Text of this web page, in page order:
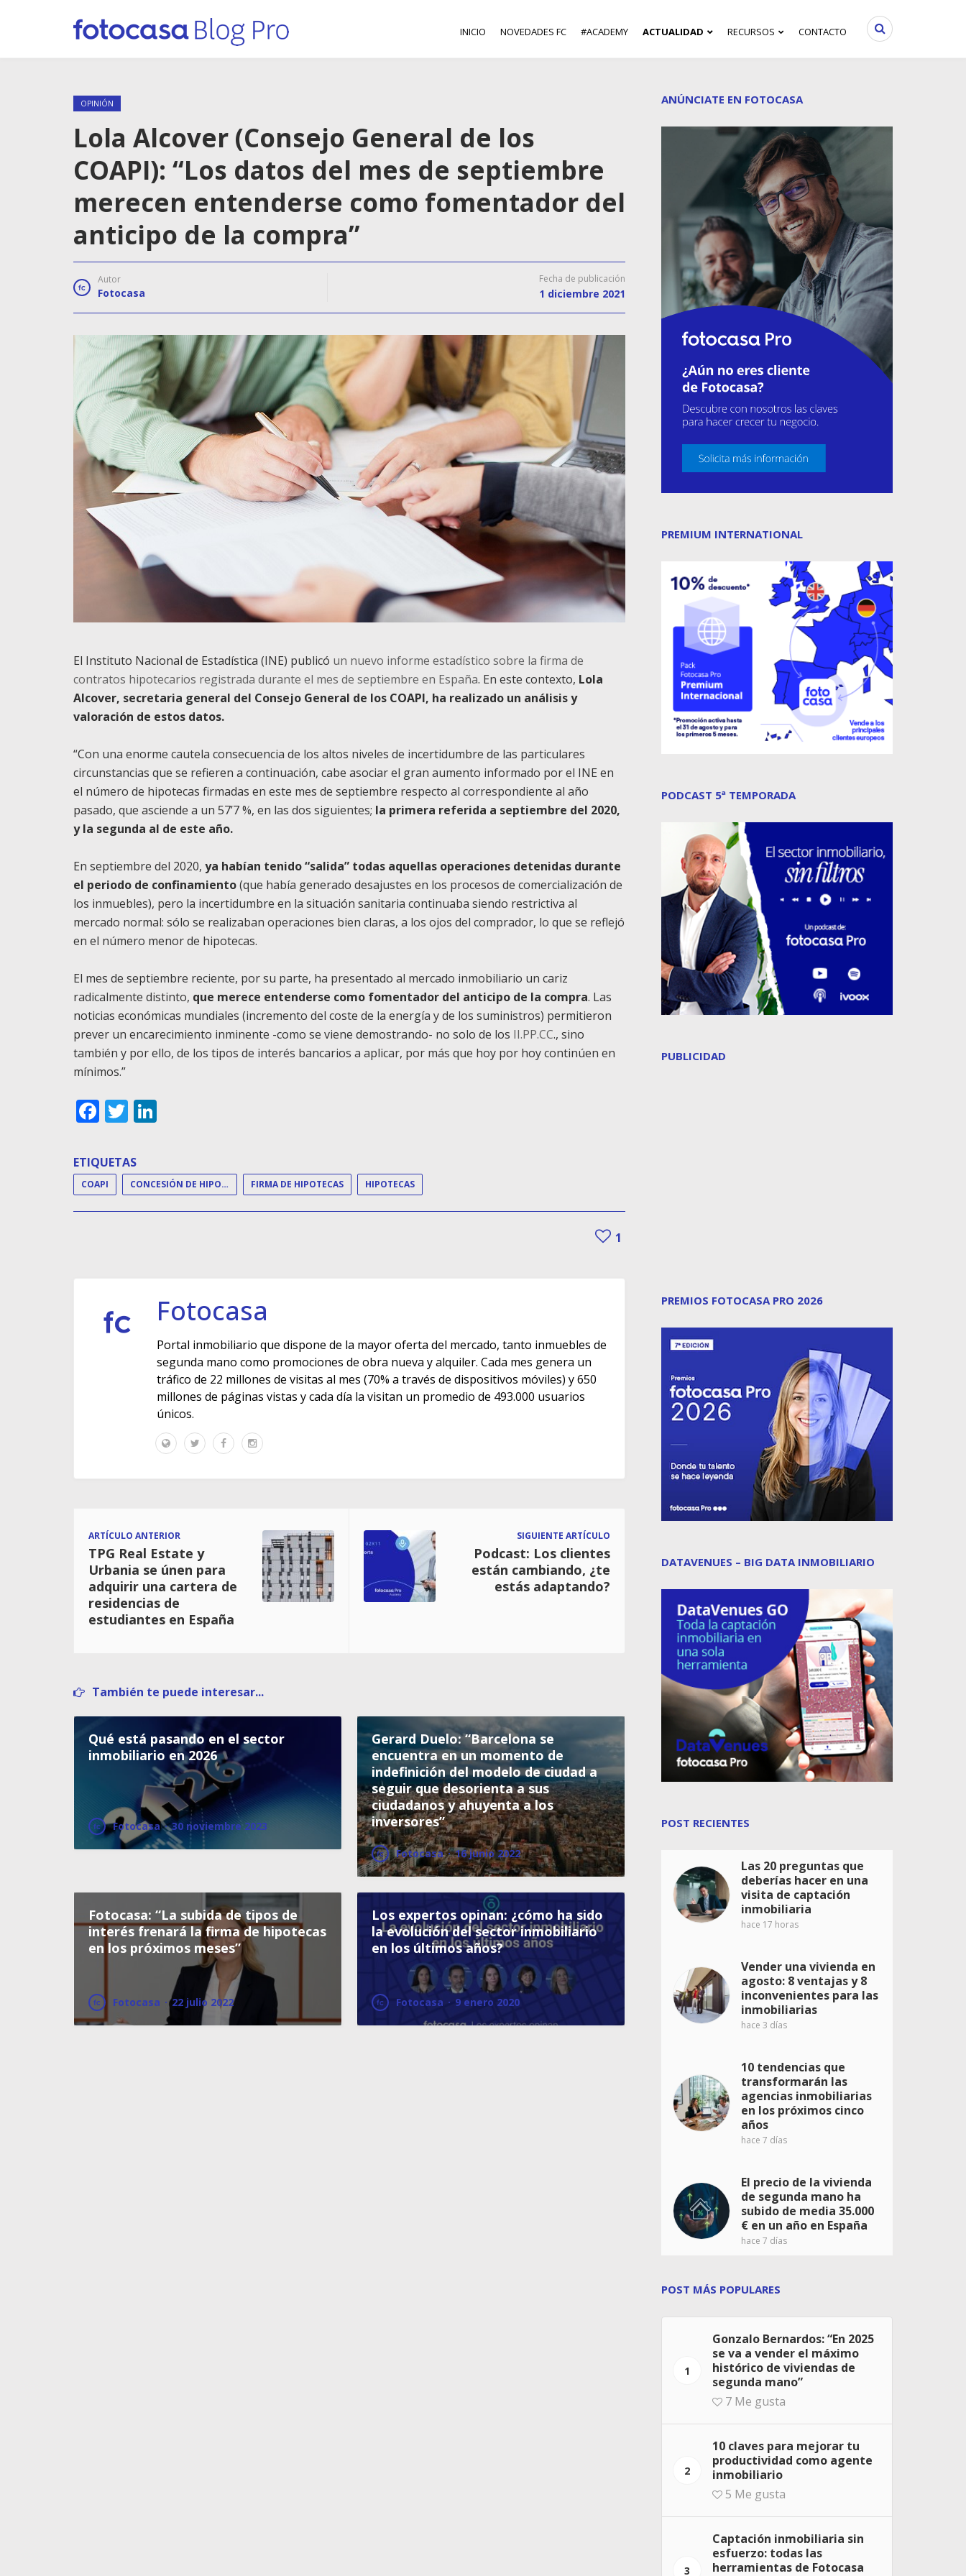
INICIO NOVEDADES FC #ACADEMY ACTUALIDAD RECURSOS CONTACTO
OPINIÓN
Lola Alcover (Consejo General de los
COAPI): “Los datos del mes de septiembre
merecen entenderse como fomentador del
anticipo de la compra”
Autor
Fotocasa
Fecha de publicación
1 diciembre 2021
El Instituto Nacional de Estadística (INE) publicó un nuevo informe estadístico sobre la firma de
contratos hipotecarios registrada durante el mes de septiembre en España. En este contexto, Lola
Alcover, secretaria general del Consejo General de los COAPI, ha realizado un análisis y
valoración de estos datos.
“Con una enorme cautela consecuencia de los altos niveles de incertidumbre de las particulares
circunstancias que se refieren a continuación, cabe asociar el gran aumento informado por el INE en
el número de hipotecas firmadas en este mes de septiembre respecto al correspondiente al año
pasado, que asciende a un 57’7 %, en las dos siguientes; la primera referida a septiembre del 2020,
y la segunda al de este año.
En septiembre del 2020, ya habían tenido “salida” todas aquellas operaciones detenidas durante
el periodo de confinamiento(que había generado desajustes en los procesos de comercialización de
los inmuebles), pero la incertidumbre en la situación sanitaria continuaba siendo restrictiva al
mercado normal: sólo se realizaban operaciones bien claras, a los ojos del comprador, lo que se reflejó
en el número menor de hipotecas.
El mes de septiembre reciente, por su parte, ha presentado al mercado inmobiliario un cariz
radicalmente distinto, que merece entenderse como fomentador del anticipo de la compra. Las
noticias económicas mundiales (incremento del coste de la energía y de los suministros) permitieron
prever un encarecimiento inminente -como se viene demostrando- no solo de los II.PP.CC., sino
también y por ello, de los tipos de interés bancarios a aplicar, por más que hoy por hoy continúen en
mínimos.”
Facebook
Twitter
ETIQUETAS
COAPI CONCESIÓN DE HIPOTECAS FIRMA DE HIPOTECAS HIPOTECAS
1
Fotocasa
Portal inmobiliario que dispone de la mayor oferta del mercado, tanto inmuebles de
segunda mano como promociones de obra nueva y alquiler. Cada mes genera un
tráfico de 22 millones de visitas al mes (70% a través de dispositivos móviles) y 650
millones de páginas vistas y cada día la visitan un promedio de 493.000 usuarios
únicos.
ARTÍCULO ANTERIOR
TPG Real Estate y
Urbania se únen para
adquirir una cartera de
residencias de
estudiantes en España
SIGUIENTE ARTÍCULO
Podcast: Los clientes
están cambiando, ¿te
estás adaptando?
También te puede interesar...
Qué está pasando en el sector
inmobiliario en 2026
Fotocasa · 30 noviembre 2023
Gerard Duelo: “Barcelona se
encuentra en un momento de
indefinición del modelo de ciudad a
seguir que desorienta a sus
ciudadanos y ahuyenta a los
inversores”
Fotocasa · 16 junio 2022
Fotocasa: “La subida de tipos de
interés frenará la firma de hipotecas
en los próximos meses”
Fotocasa · 22 julio 2022
Los expertos opinan: ¿cómo ha sido
la evolución del sector inmobiliario
en los últimos años?
Fotocasa · 9 enero 2020
ANÚNCIATE EN FOTOCASA
PREMIUM INTERNATIONAL
PODCAST 5ª TEMPORADA
PUBLICIDAD
PREMIOS FOTOCASA PRO 2026
DATAVENUES – BIG DATA INMOBILIARIO
POST RECIENTES
Las 20 preguntas que
deberías hacer en una
visita de captación
inmobiliaria
hace 17 horas
Vender una vivienda en
agosto: 8 ventajas y 8
inconvenientes para las
inmobiliarias
hace 3 días
10 tendencias que
transformarán las
agencias inmobiliarias
en los próximos cinco
años
hace 7 días
El precio de la vivienda
de segunda mano ha
subido de media 35.000
€ en un año en España
hace 7 días
POST MÁS POPULARES
1
Gonzalo Bernardos: “En 2025
se va a vender el máximo
histórico de viviendas de
segunda mano”
7 Me gusta
2
10 claves para mejorar tu
productividad como agente
inmobiliario
5 Me gusta
3
Captación inmobiliaria sin
esfuerzo: todas las
herramientas de Fotocasa